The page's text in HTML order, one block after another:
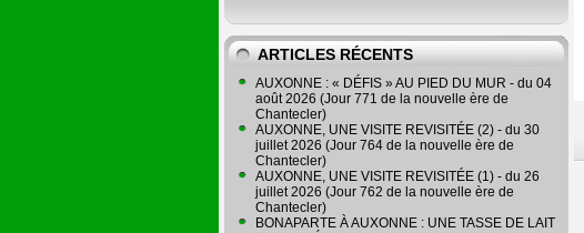
ARTICLES RÉCENTS
AUXONNE : « DÉFIS » AU PIED DU MUR - du 04
août 2026 (Jour 771 de la nouvelle ère de
Chantecler)
AUXONNE, UNE VISITE REVISITÉE (2) - du 30
juillet 2026 (Jour 764 de la nouvelle ère de
Chantecler)
AUXONNE, UNE VISITE REVISITÉE (1) - du 26
juillet 2026 (Jour 762 de la nouvelle ère de
Chantecler)
BONAPARTE À AUXONNE : UNE TASSE DE LAIT